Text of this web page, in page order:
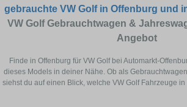
gebrauchte VW Golf in Offenburg und
VW Golf Gebrauchtwagen &
Angebot
Finde in Offenburg für VW Golf bei Automarkt-
dieses Models in deiner Nähe. Ob als
siehst du auf einen Blick, welche VW Golf Fahrzeuge in